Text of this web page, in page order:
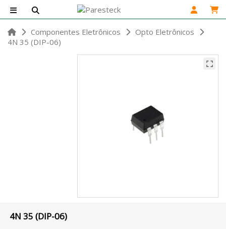
Componentes Eletrônicos
Opto Eletrônicos
4N 35 (DIP-06)
4N 35 (DIP-06)